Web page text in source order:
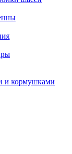
и кормушками